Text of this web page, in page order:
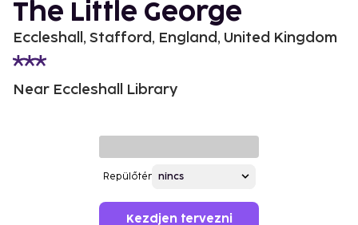
The Little George
Eccleshall, Stafford, England, United Kingdom
Near Eccleshall Library
Repülőtér
Kezdjen tervezni